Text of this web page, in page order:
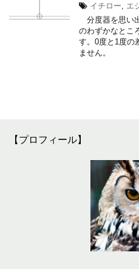
イチロー
エ
分度器を思い
のわずかなとこ
す。0度と1度の
ません。
【プロフィール】